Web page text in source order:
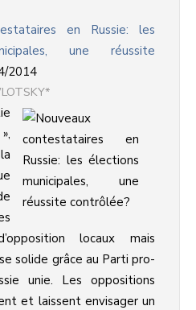
en Russie: les
une réussite
2014
locaux mais
solide grâce au Parti pro-
unie. Les oppositions
et laissent envisager un